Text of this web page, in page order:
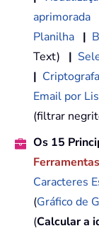
aprimorada
Planilha |
Text) |
|
Email por
(filtrar
Os 15
Ferramentas
Caracteres
(Gráfico de
(Calcular a